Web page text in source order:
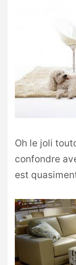
Oh le joli
confondre
est